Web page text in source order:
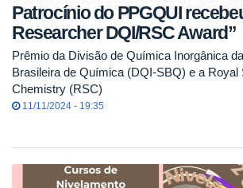
Patrocínio do PPGQUI
Researcher DQI/RSC Award”
Prêmio da Divisão de Química Inorgânica
Brasileira de Química (DQI-SBQ) e a Royal
Chemistry (RSC)
11/11/2024 - 19:35